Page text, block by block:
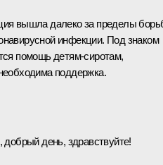
вышла далеко за пределы
инфекции. Под знаком
помощь детям‑сиротам,
поддержка.
добрый день, здравствуйте!